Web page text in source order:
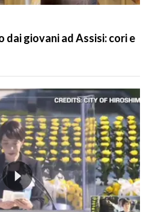
dai giovani ad Assisi: cori e